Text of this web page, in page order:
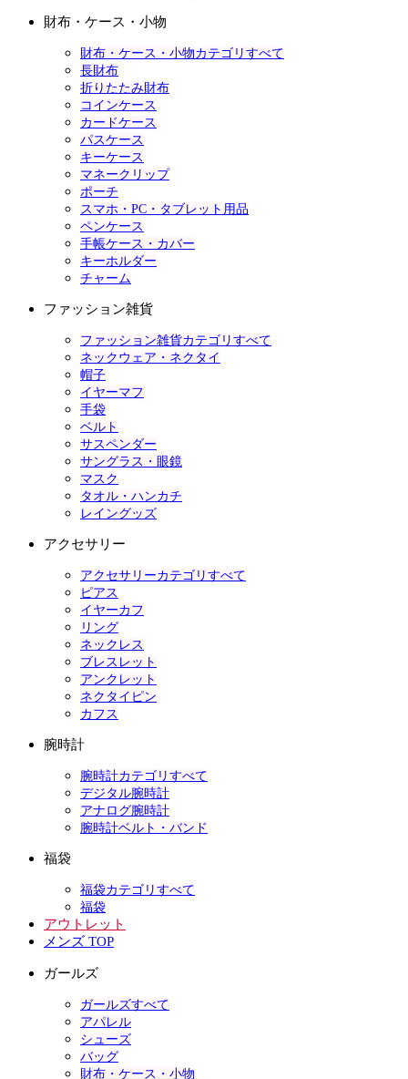
財布・ケース・小物
財布・ケース・小物カテゴリすべて
長財布
折りたたみ財布
コインケース
カードケース
パスケース
キーケース
マネークリップ
ポーチ
スマホ・PC・タブレット用品
ペンケース
手帳ケース・カバー
キーホルダー
チャーム
ファッション雑貨
ファッション雑貨カテゴリすべて
ネックウェア・ネクタイ
帽子
イヤーマフ
手袋
ベルト
サスペンダー
サングラス・眼鏡
マスク
タオル・ハンカチ
レイングッズ
アクセサリー
アクセサリーカテゴリすべて
ピアス
イヤーカフ
リング
ネックレス
ブレスレット
アンクレット
ネクタイピン
カフス
腕時計
腕時計カテゴリすべて
デジタル腕時計
アナログ腕時計
腕時計ベルト・バンド
福袋
福袋カテゴリすべて
福袋
アウトレット
メンズ TOP
ガールズ
ガールズすべて
アパレル
シューズ
バッグ
財布・ケース・小物